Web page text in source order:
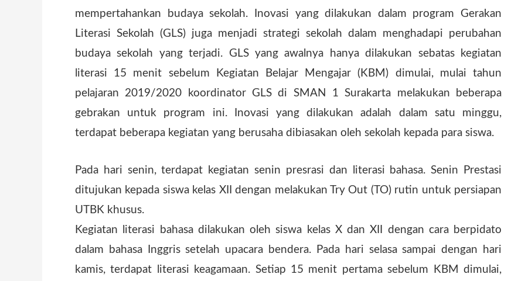
mempertahankan budaya sekolah. Inovasi yang dilakukan dalam program Gerakan
Literasi Sekolah (GLS) juga menjadi strategi sekolah dalam menghadapi perubahan
budaya sekolah yang terjadi. GLS yang awalnya hanya dilakukan sebatas kegiatan
literasi 15 menit sebelum Kegiatan Belajar Mengajar (KBM) dimulai, mulai tahun
pelajaran 2019/2020 koordinator GLS di SMAN 1 Surakarta melakukan beberapa
gebrakan untuk program ini. Inovasi yang dilakukan adalah dalam satu minggu,
terdapat beberapa kegiatan yang berusaha dibiasakan oleh sekolah kepada para siswa.
Pada hari senin, terdapat kegiatan senin presrasi dan literasi bahasa. Senin Prestasi
ditujukan kepada siswa kelas XII dengan melakukan Try Out (TO) rutin untuk persiapan
UTBK khusus.
Kegiatan literasi bahasa dilakukan oleh siswa kelas X dan XII dengan cara berpidato
dalam bahasa Inggris setelah upacara bendera. Pada hari selasa sampai dengan hari
kamis, terdapat literasi keagamaan. Setiap 15 menit pertama sebelum KBM dimulai,